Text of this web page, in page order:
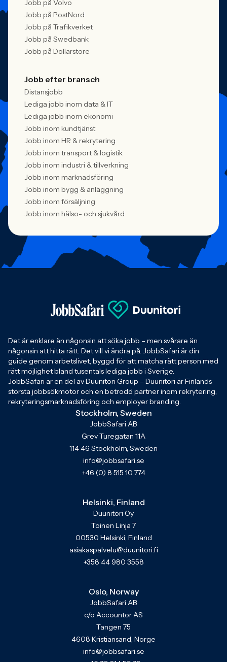
Jobb på Volvo
Jobb på PostNord
Jobb på Trafikverket
Jobb på Swedbank
Jobb på Dollarstore
Jobb efter bransch
Distansjobb
Lediga jobb inom data & IT
Lediga jobb inom ekonomi
Jobb inom kundtjänst
Jobb inom HR & rekrytering
Jobb inom transport & logistik
Jobb inom industri & tillverkning
Jobb inom marknadsföring
Jobb inom bygg & anläggning
Jobb inom försäljning
Jobb inom hälso- och sjukvård
Det är enklare än någonsin att söka jobb – men svårare än
någonsin att hitta rätt. Det vill vi ändra på. JobbSafari är din
guide genom arbetslivet, byggd för att matcha rätt person med
rätt möjlighet bland tusentals lediga jobb i Sverige.
JobbSafari är en del av Duunitori Group – Duunitori är Finlands
största jobbsökmotor och en betrodd partner inom rekrytering,
rekryteringsmarknadsföring och employer branding.
Stockholm, Sweden
JobbSafari AB
Grev Turegatan 11A
114 46 Stockholm, Sweden
info@jobbsafari.se
+46 (0) 8 515 10 774
Helsinki, Finland
Duunitori Oy
Toinen Linja 7
00530 Helsinki, Finland
asiakaspalvelu@duunitori.fi
+358 44 980 3558
Oslo, Norway
JobbSafari AB
c/o Accountor AS
Tangen 75
4608 Kristiansand, Norge
info@jobbsafari.se